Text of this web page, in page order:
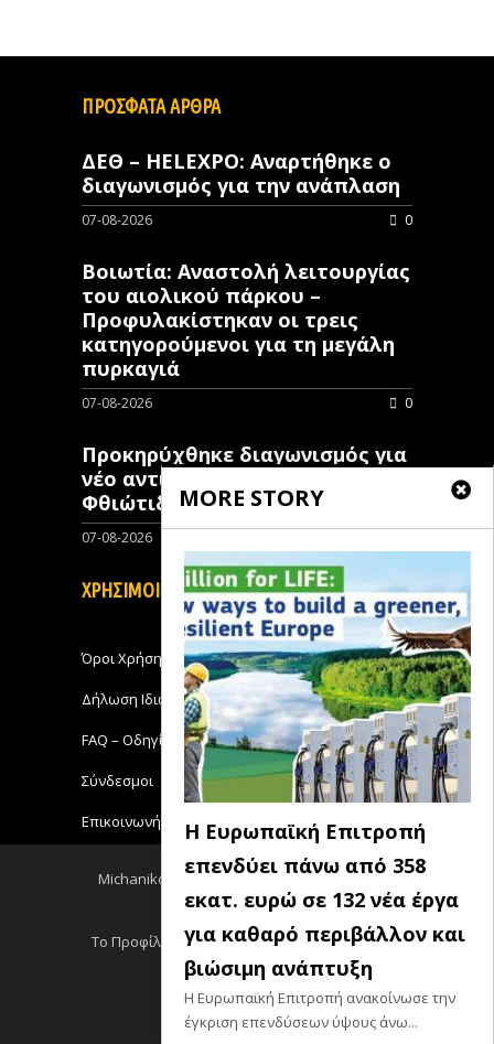
MORE STORY
Η Ευρωπαϊκή Επιτροπή
επενδύει πάνω από 358
εκατ. ευρώ σε 132 νέα έργα
για καθαρό περιβάλλον και
βιώσιμη ανάπτυξη
Η Ευρωπαϊκή Επιτροπή ανακοίνωσε την
έγκριση επενδύσεων ύψους άνω...
ΠΡΟΣΦΑΤΑ ΑΡΘΡΑ
ΔΕΘ – HELEXPO: Αναρτήθηκε ο
διαγωνισμός για την ανάπλαση
07-08-2026 0
Βοιωτία: Αναστολή λειτουργίας
του αιολικού πάρκου –
Προφυλακίστηκαν οι τρεις
κατηγορούμενοι για τη μεγάλη
πυρκαγιά
07-08-2026 0
Προκηρύχθηκε διαγωνισμός για
νέo αντιπλημμυρικό έργο στη
Φθιώτιδα
07-08-2026
ΧΡΗΣΙΜΟΙ ΣΥΝΔΕΣΜΟΙ
Όροι Χρήσης
Δήλωση Ιδιωτικότητας
FAQ – Οδηγίες Χρήσης
Σύνδεσμοι
Επικοινωνήστε με το Michanikos-Online
Michanikos-Online 2018 - All Rights Reserved
Back to top
Το Προφίλ μου
Log out
Ειδησεις RSS
Σεμινάρια RSS